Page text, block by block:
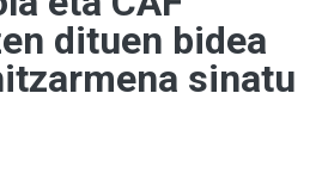
dituen bidea
sinatu